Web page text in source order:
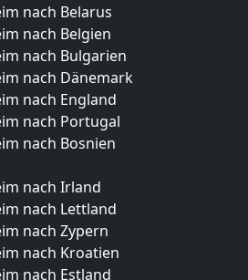
nach Belarus
nach Belgien
nach Bulgarien
nach Dänemark
nach England
nach Portugal
nach Bosnien
nach Irland
nach Lettland
nach Zypern
nach Kroatien
nach Estland